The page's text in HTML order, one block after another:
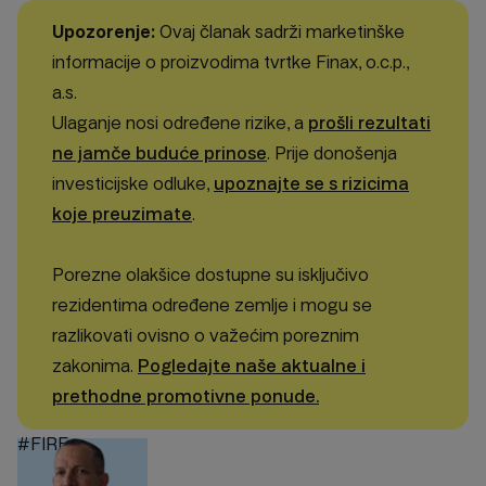
Upozorenje: Ovaj članak sadrži marketinške
informacije o proizvodima tvrtke Finax, o.c.p.,
a.s.
Ulaganje nosi određene rizike, a prošli rezultati
ne jamče buduće prinose. Prije donošenja
investicijske odluke, upoznajte se s rizicima
koje preuzimate.
Porezne olakšice dostupne su isključivo
rezidentima određene zemlje i mogu se
razlikovati ovisno o važećim poreznim
zakonima. Pogledajte naše aktualne i
prethodne promotivne ponude.
#FIRE